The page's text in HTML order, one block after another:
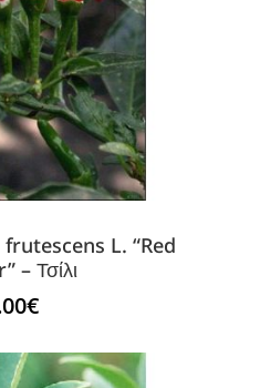
L. “Red
– Τσίλι
€